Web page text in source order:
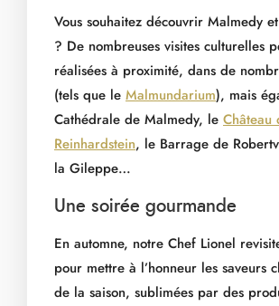
Vous souhaitez découvrir Malmedy
? De nombreuses visites culturelles
réalisées à proximité, dans de
(tels que le Malmundarium), mais
Cathédrale de Malmedy, le Château
Reinhardstein, le Barrage de
la Gileppe…
Une soirée gourmande
En automne, notre Chef Lionel
pour mettre à l’honneur les saveurs
de la saison, sublimées par des